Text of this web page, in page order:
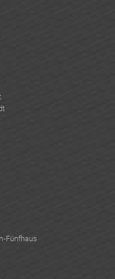
Fünfhaus